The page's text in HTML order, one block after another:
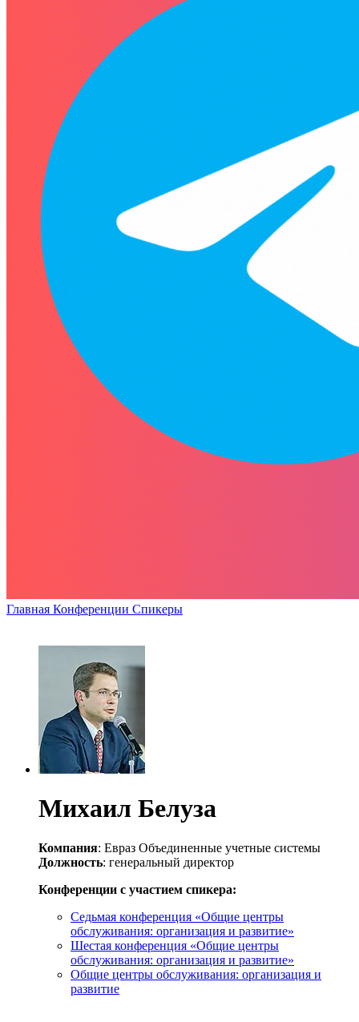
Главная Конференции Спикеры
Михаил Белуза
Компания: Евраз Объединенные учетные системы
Должность: генеральный директор
Конференции с участием спикера:
Седьмая конференция «Общие центры
обслуживания: организация и развитие»
Шестая конференция «Общие центры
обслуживания: организация и развитие»
Общие центры обслуживания: организация и
развитие